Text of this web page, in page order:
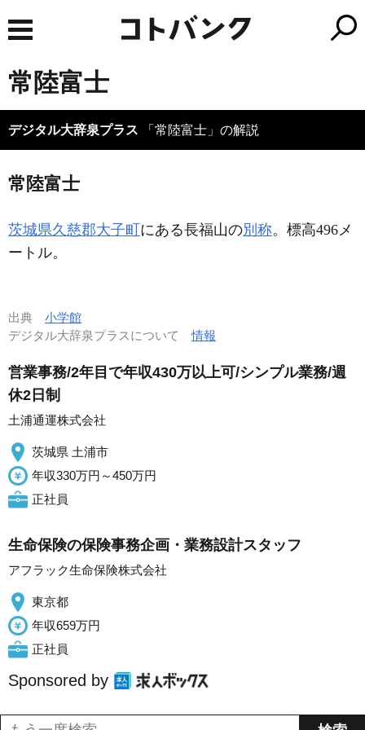
常陸富士
デジタル大辞泉プラス 「常陸富士」の解説
常陸富士
茨城県久慈郡大子町 にある長福山の別称。標高496メ
ートル。
出典 小学館
デジタル大辞泉プラスについて情報
営業事務/2年目で年収430万以上可/シンプル業務/週
休2日制
土浦通運株式会社
茨城県 土浦市
年収330万円～450万円
正社員
生命保険の保険事務企画・業務設計スタッフ
アフラック生命保険株式会社
東京都
年収659万円
正社員
Sponsored by